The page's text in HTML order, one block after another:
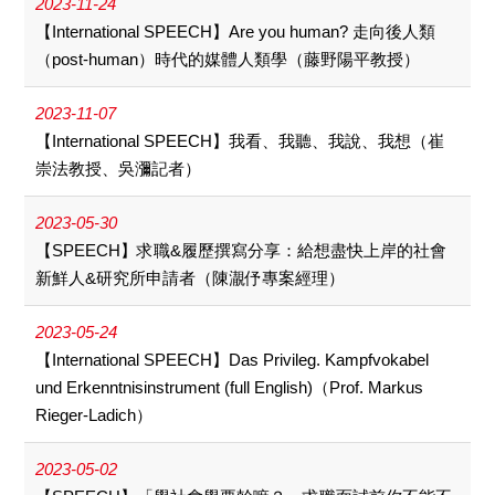
【International SPEECH】Are you human? 走向後人類
（post-human）時代的媒體人類學（藤野陽平教授）
2023-11-07
【International SPEECH】我看、我聽、我說、我想（崔
崇法教授、吳瀰記者）
2023-05-30
【SPEECH】求職&履歷撰寫分享：給想盡快上岸的社會
新鮮人&研究所申請者（陳㵾伃專案經理）
2023-05-24
【International SPEECH】Das Privileg. Kampfvokabel
und Erkenntnisinstrument (full English)（Prof. Markus
Rieger-Ladich）
2023-05-02